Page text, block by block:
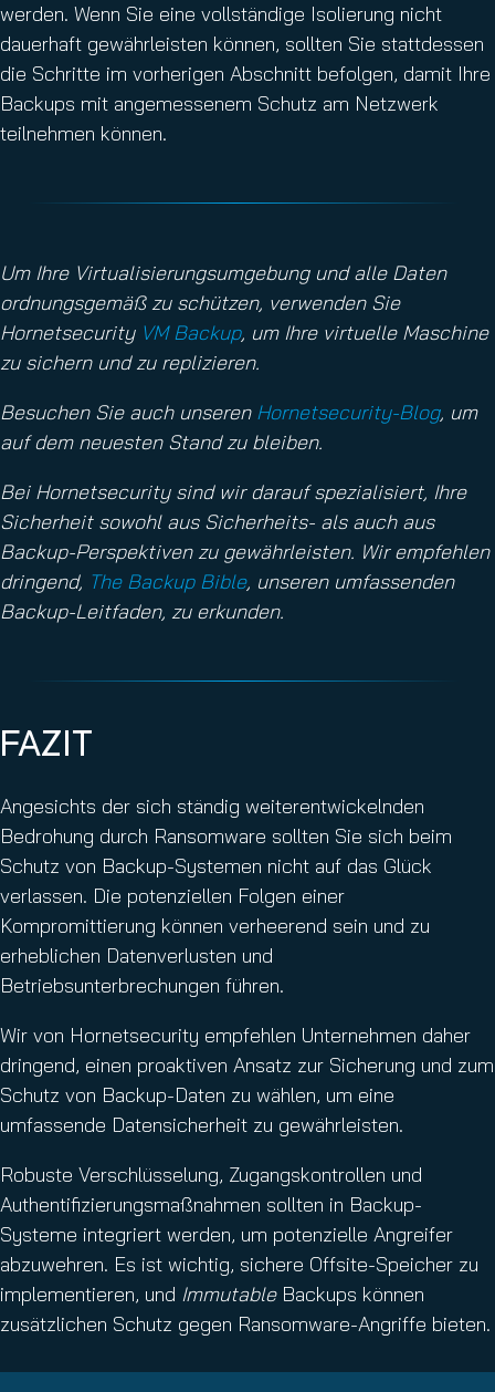
werden. Wenn Sie eine vollständige Isolierung nicht
dauerhaft gewährleisten können, sollten Sie stattdessen
die Schritte im vorherigen Abschnitt befolgen, damit Ihre
Backups mit angemessenem Schutz am Netzwerk
teilnehmen können.
Um Ihre Virtualisierungsumgebung und alle Daten
ordnungsgemäß zu schützen, verwenden Sie
Hornetsecurity VM Backup, um Ihre virtuelle Maschine
zu sichern und zu replizieren.
Besuchen Sie auch unseren Hornetsecurity-Blog, um
auf dem neuesten Stand zu bleiben.
Bei Hornetsecurity sind wir darauf spezialisiert, Ihre
Sicherheit sowohl aus Sicherheits- als auch aus
Backup-Perspektiven zu gewährleisten. Wir empfehlen
dringend, The Backup Bible, unseren umfassenden
Backup-Leitfaden, zu erkunden.
FAZIT
Angesichts der sich ständig weiterentwickelnden
Bedrohung durch Ransomware sollten Sie sich beim
Schutz von Backup-Systemen nicht auf das Glück
verlassen. Die potenziellen Folgen einer
Kompromittierung können verheerend sein und zu
erheblichen Datenverlusten und
Betriebsunterbrechungen führen.
Wir von Hornetsecurity empfehlen Unternehmen daher
dringend, einen proaktiven Ansatz zur Sicherung und zum
Schutz von Backup-Daten zu wählen, um eine
umfassende Datensicherheit zu gewährleisten.
Robuste Verschlüsselung, Zugangskontrollen und
Authentifizierungsmaßnahmen sollten in Backup-
Systeme integriert werden, um potenzielle Angreifer
abzuwehren. Es ist wichtig, sichere Offsite-Speicher zu
implementieren, und ImmutableBackups können
zusätzlichen Schutz gegen Ransomware-Angriffe bieten.